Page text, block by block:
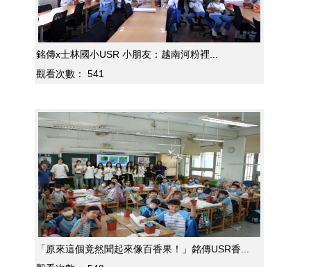
銘傳x士林國小USR 小朋友：越南河粉裡...
觀看次數：
541
「原來這個竟然聞起來像百香果！」銘傳USR香...